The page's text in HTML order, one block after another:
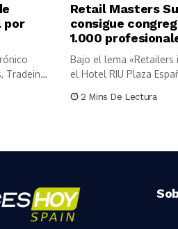
por
Tradeinn,
Retail Masters
consigue
1.000
Bajo el lema «Retailers
el Hotel RIU Plaza
2 Mins De Lectura